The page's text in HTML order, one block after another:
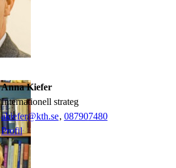
Anna Kiefer
internationell strateg
akiefer@kth.se, 087907480
Profil